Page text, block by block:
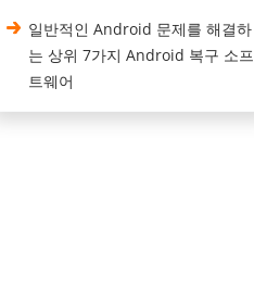
일반적인 Android 문제를 해결하
는 상위 7가지 Android 복구 소프
트웨어